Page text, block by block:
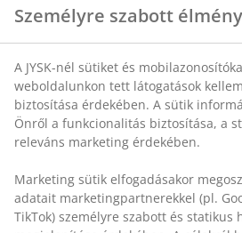
Szürke rakásolható kerti szék
porfestett acél vázzal. A
megjelenést biztosít, ugyanakkor
karbantartásmentes. A kerti szék
kompakt tárolás érdekében.
SKU: 3700280
Személyre szabott
A JYSK-nél sütiket és
weboldalunkon tett látogatások
biztosítása érdekében. A sütik
Önről a funkcionalitás biztosítása, a
releváns marketing érdekében.